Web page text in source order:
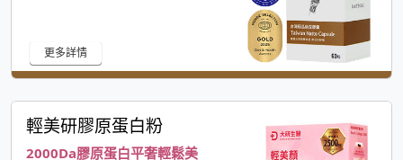
更多詳情
輕美研膠原蛋白粉
2000Da膠原蛋白平奢輕鬆美